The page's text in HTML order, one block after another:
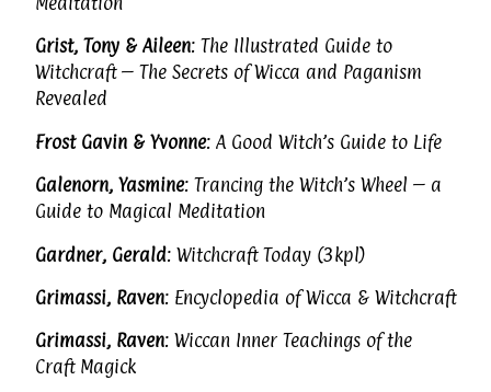
Grist, Tony & Aileen: The Illustrated Guide to
Witchcraft – The Secrets of Wicca and Paganism
Revealed
Frost Gavin & Yvonne: A Good Witch’s Guide to Life
Galenorn, Yasmine: Trancing the Witch’s Wheel – a
Guide to Magical Meditation
Gardner, Gerald: Witchcraft Today (3kpl)
Grimassi, Raven: Encyclopedia of Wicca & Witchcraft
Grimassi, Raven: Wiccan Inner Teachings of the
Craft Magick